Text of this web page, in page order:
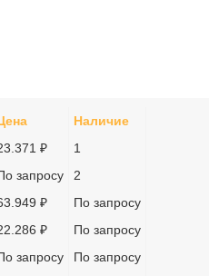
Наличие
₽
1
запросу
2
₽
По запросу
₽
По запросу
запросу
По запросу